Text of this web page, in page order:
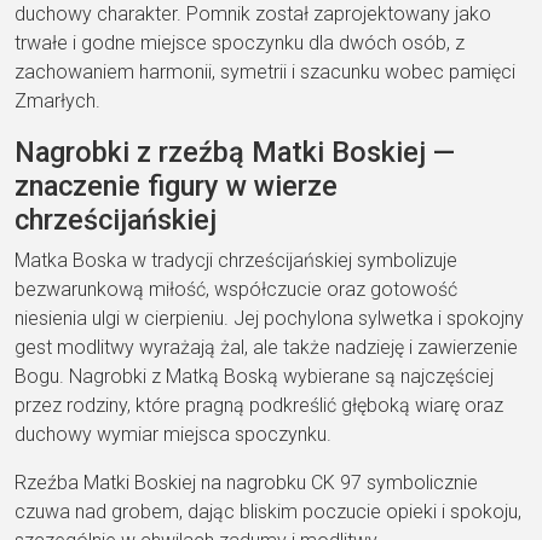
duchowy charakter. Pomnik został zaprojektowany jako
trwałe i godne miejsce spoczynku dla dwóch osób, z
zachowaniem harmonii, symetrii i szacunku wobec pamięci
Zmarłych.
Nagrobki z rzeźbą Matki Boskiej —
znaczenie figury w wierze
chrześcijańskiej
Matka Boska w tradycji chrześcijańskiej symbolizuje
bezwarunkową miłość, współczucie oraz gotowość
niesienia ulgi w cierpieniu. Jej pochylona sylwetka i spokojny
gest modlitwy wyrażają żal, ale także nadzieję i zawierzenie
Bogu. Nagrobki z Matką Boską wybierane są najczęściej
przez rodziny, które pragną podkreślić głęboką wiarę oraz
duchowy wymiar miejsca spoczynku.
Rzeźba Matki Boskiej na nagrobku CK 97 symbolicznie
czuwa nad grobem, dając bliskim poczucie opieki i spokoju,